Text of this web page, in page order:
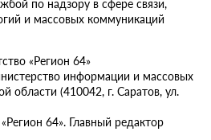
по надзору в сфере связи,
и массовых коммуникаций
«Регион 64»
информации и массовых
области (410042, г. Саратов, ул.
64». Главный редактор